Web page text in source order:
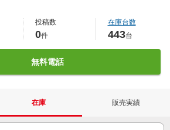
投稿数
0件
在庫台数
443台
無料電話
在庫 販売実績